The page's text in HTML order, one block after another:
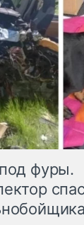
фуры.